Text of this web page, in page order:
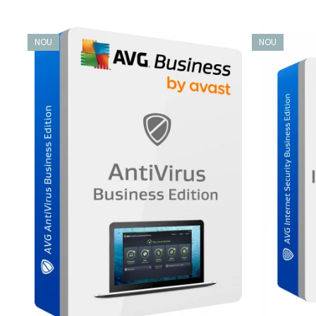
ajută la prevenirea furtului sau dezvăluirii de date sensibile.
Protecție împotriva criptării ransomware
Protecția noastră împotriva ransomware vă ajută să
comportamentală monitorizează Dispozitive pentru a
Împreună cu File System Protection și Web
ransomware.
Țineți-vă datele departe de infractorii cibernetici
Firewall-ul nostru endpoint și protecția accesului la
atacurilor de forță brută din partea hackerilor,
angajaților dvs. și internet, contribuind la protejarea
Păstrați-vă parolele mai sigure
Protejați de furt parolele angajaților dvs. stocate în
Securitate și confidențialitate online
NOU NOU